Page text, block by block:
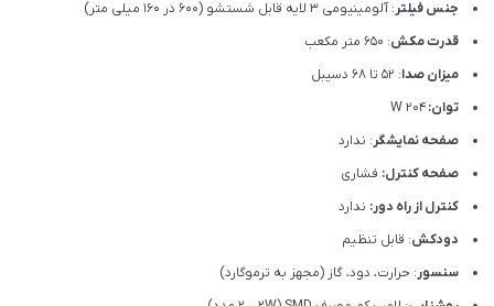
جنس فیلتر: آلومینیومی 3 لایه قابل شستشو (600 در 160 میلی متر)
قدرت مکش: 650 متر مکعب
میزان صدا: 52 تا 68 دسیبل
توان:
صفحه نمایشگر: ندارد
صفحه کنترل: فشاری
کنترل از راه دور: ندارد
دودکش: قابل تنظیم
سنسور: حرارت، دود، گاز (مجهز به ترموگارد)